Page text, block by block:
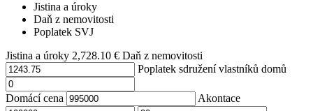
Jistina a úroky
Daň z nemovitosti
Poplatek SVJ
Jistina a úroky 2,728.10 €Daň z nemovitosti
Poplatek sdružení vlastníků domů
Domácí cena Akontace